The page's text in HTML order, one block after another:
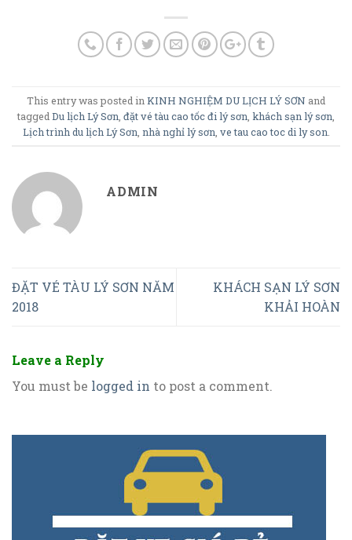
This entry was posted in KINH NGHIỆM DU LỊCH LÝ SƠN and
tagged Du lịch Lý Sơn đặt vé tàu cao tốc đi lý sơn khách sạn lý sơn
Lịch trình du lịch Lý Sơn nhà nghỉ lý sơn ve tau cao toc di ly son
ADMIN
ĐẶT VÉ TÀU LÝ SƠN NĂM
2018
KHÁCH SẠN LÝ SƠN
KHẢI HOÀN
Leave a Reply
You must be logged in to post a comment.